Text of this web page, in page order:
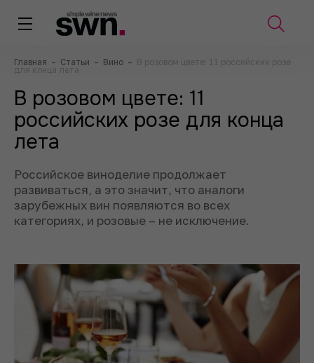
Главная – Статьи – Вино – В розовом цвете: 11 российских розе
для конца лета
В розовом цвете: 11
российских розе для конца
лета
Российское виноделие продолжает
развиваться, а это значит, что аналоги
зарубежных вин появляются во всех
категориях, и розовые – не исключение.